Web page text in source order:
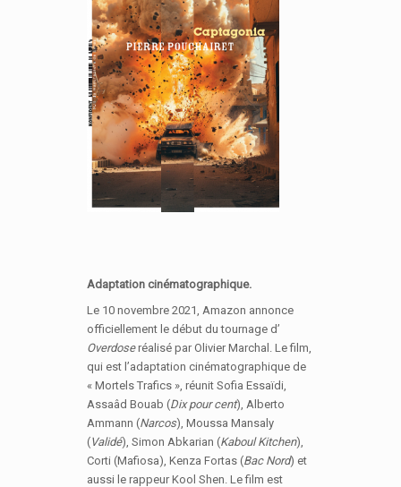
Adaptation cinématographique.
Le 10 novembre 2021, Amazon annonce
officiellement le début du tournage d’
Overdoseréalisé par Olivier Marchal. Le film,
qui est l’adaptation cinématographique de
« Mortels Trafics », réunit Sofia Essaïdi,
Assaâd Bouab (Dix pour cent), Alberto
Ammann (Narcos), Moussa Mansaly
(Validé), Simon Abkarian (Kaboul Kitchen),
Corti (Mafiosa), Kenza Fortas (Bac Nord) et
aussi le rappeur Kool Shen. Le film est